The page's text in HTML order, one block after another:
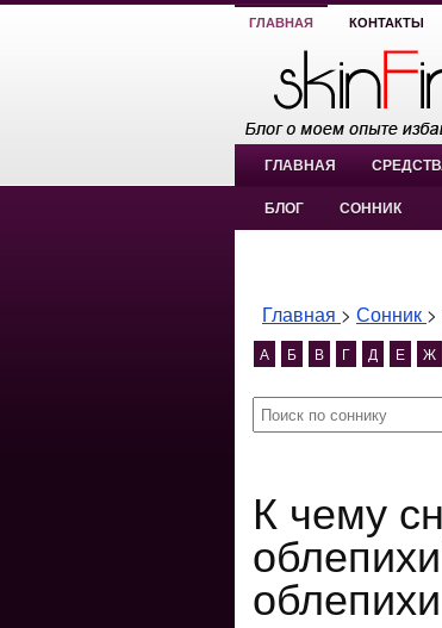
ГЛАВНАЯ КОНТАКТЫ
ГЛАВНАЯ
БЛОГ СОННИК
Главная > Сонник >
А Б В Г Д Е Ж
К чему снится видеть дерево